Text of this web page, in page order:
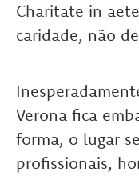
Charitate in
caridade, não
Verona fica
forma, o lugar
profissionais,